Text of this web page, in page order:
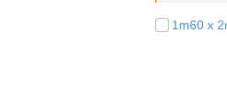
1m60 x